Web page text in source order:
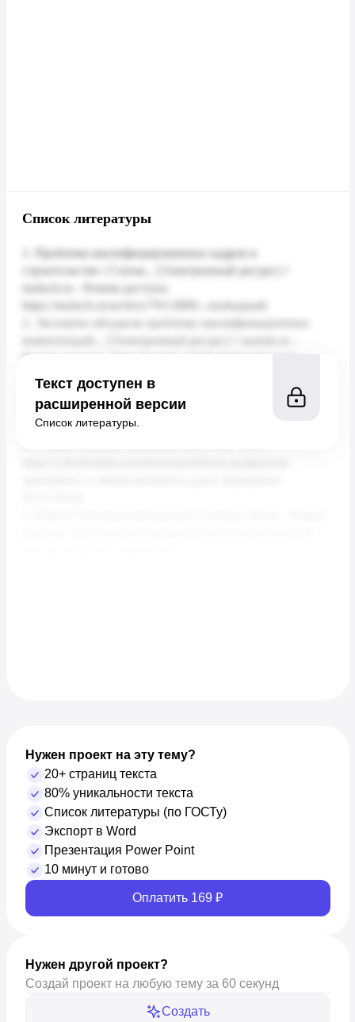
Список литературы
Текст доступен в
расширенной версии
Список литературы.
Нужен проект на эту тему?
20+ страниц текста
80% уникальности текста
Список литературы (по ГОСТу)
Экспорт в Word
Презентация Power Point
10 минут и готово
Оплатить 169 ₽
Нужен другой проект?
Создай проект на любую тему за 60 секунд
Создать